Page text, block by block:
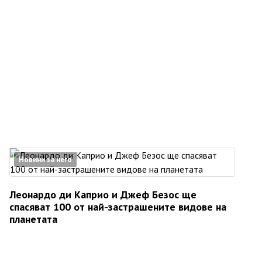
Новини за него
Леонардо ди Каприо и Джеф Безос ще
спасяват 100 от най-застрашените видове на
планетата